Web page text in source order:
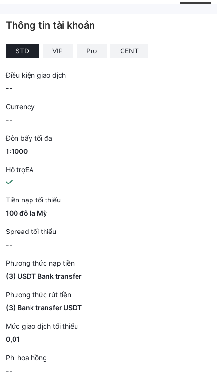
Thông tin tài khoản
STD VIP Pro CENT
Điều kiện giao dịch
--
Currency
--
Đòn bẩy tối đa
1:1000
Hỗ trợEA
Tiền nạp tối thiểu
100 đô la Mỹ
Spread tối thiểu
--
Phương thức nạp tiền
(3) USDT Bank transfer
Phương thức rút tiền
(3) Bank transfer USDT
Mức giao dịch tối thiểu
0,01
Phí hoa hồng
--